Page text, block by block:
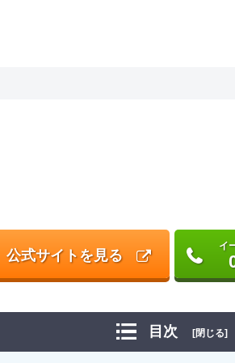
公式サイトを見る
イ
目次 [閉じる]